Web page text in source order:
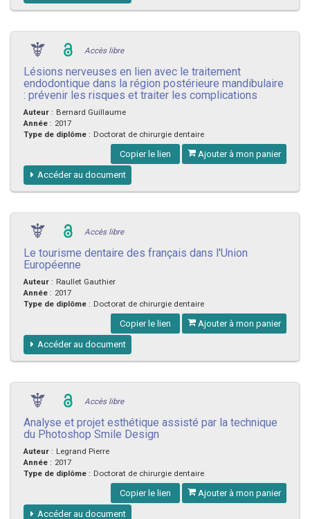
Accès libre
Lésions nerveuses en lien avec le traitement
endodontique dans la région postérieure mandibulaire
: prévenir les risques et traiter les complications
Auteur : Bernard Guillaume
Année : 2017
Type de diplôme : Doctorat de chirurgie dentaire
Copier le lien Ajouter à mon panier
Accéder au document
Accès libre
Le tourisme dentaire des français dans l'Union
Européenne
Auteur : Raullet Gauthier
Année : 2017
Type de diplôme : Doctorat de chirurgie dentaire
Copier le lien Ajouter à mon panier
Accéder au document
Accès libre
Analyse et projet esthétique assisté par la technique
du Photoshop Smile Design
Auteur : Legrand Pierre
Année : 2017
Type de diplôme : Doctorat de chirurgie dentaire
Copier le lien Ajouter à mon panier
Accéder au document